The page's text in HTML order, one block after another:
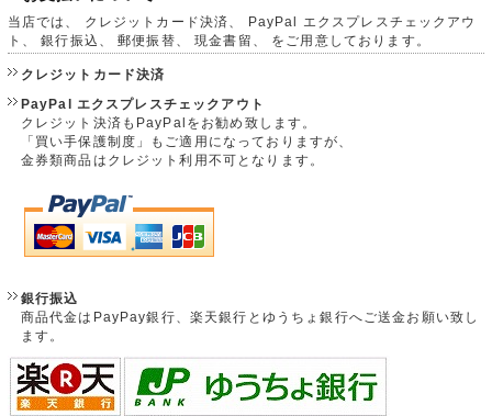
当店では、 クレジットカード決済、 PayPal エクスプレスチェックアウ
ト、 銀行振込、 郵便振替、 現金書留、 をご用意しております。
クレジットカード決済
PayPal エクスプレスチェックアウト
クレジット決済もPayPalをお勧め致します。
「買い手保護制度」もご適用になっておりますが、
金券類商品はクレジット利用不可となります。
銀行振込
商品代金はPayPay銀行、楽天銀行とゆうちょ銀行へご送金お願い致し
ます。